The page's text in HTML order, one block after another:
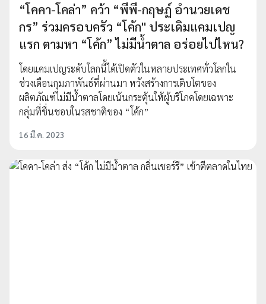
“โคคา-โคล่า” คว้า “พีพี-กฤษฏ์ อำนวยเดช
กร” ร่วมครอบครัว “โค้ก" ประเดิมแคมเปญ
แรก ตามหา “โค้ก” ไม่มีน้ำตาล อร่อยไปไหน?
โดยแคมเปญระดับโลกนี้ได้เปิดตัวในหลายประเทศทั่วโลกใน
ช่วงเดือนกุมภาพันธ์ที่ผ่านมา หวังสร้างการเติบโตของ
ผลิตภัณฑ์ไม่มีน้ำตาลโดยเน้นกระตุ้นให้ผู้บริโภคโดยเฉพาะ
กลุ่มที่ชื่นชอบในรสชาติของ “โค้ก”
16 มี.ค. 2023